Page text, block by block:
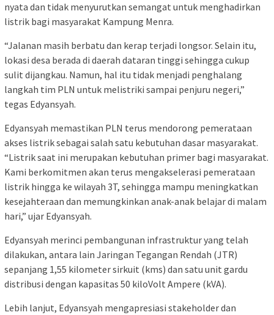
nyata dan tidak menyurutkan semangat untuk menghadirkan
listrik bagi masyarakat Kampung Menra.
“Jalanan masih berbatu dan kerap terjadi longsor. Selain itu,
lokasi desa berada di daerah dataran tinggi sehingga cukup
sulit dijangkau. Namun, hal itu tidak menjadi penghalang
langkah tim PLN untuk melistriki sampai penjuru negeri,”
tegas Edyansyah.
Edyansyah memastikan PLN terus mendorong pemerataan
akses listrik sebagai salah satu kebutuhan dasar masyarakat.
“Listrik saat ini merupakan kebutuhan primer bagi masyarakat.
Kami berkomitmen akan terus mengakselerasi pemerataan
listrik hingga ke wilayah 3T, sehingga mampu meningkatkan
kesejahteraan dan memungkinkan anak-anak belajar di malam
hari,” ujar Edyansyah.
Edyansyah merinci pembangunan infrastruktur yang telah
dilakukan, antara lain Jaringan Tegangan Rendah (JTR)
sepanjang 1,55 kilometer sirkuit (kms) dan satu unit gardu
distribusi dengan kapasitas 50 kiloVolt Ampere (kVA).
Lebih lanjut, Edyansyah mengapresiasi stakeholder dan